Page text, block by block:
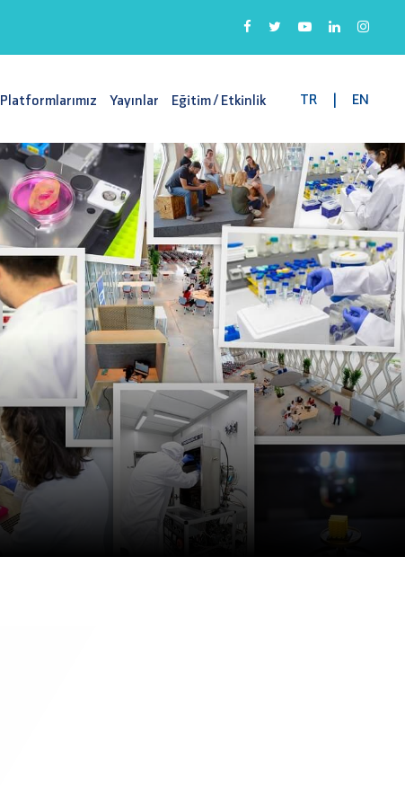
Platformlarımız Yayınlar Eğitim / Etkinlik TR | EN